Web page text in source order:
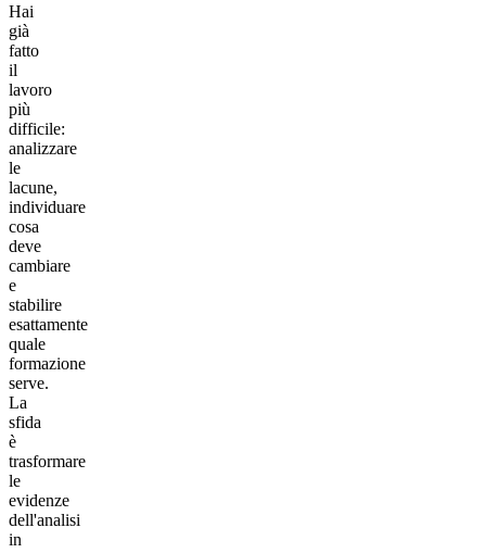
Hai
già
fatto
il
lavoro
più
difficile:
analizzare
le
lacune,
individuare
cosa
deve
cambiare
e
stabilire
esattamente
quale
formazione
serve.
La
sfida
è
trasformare
le
evidenze
dell'analisi
in